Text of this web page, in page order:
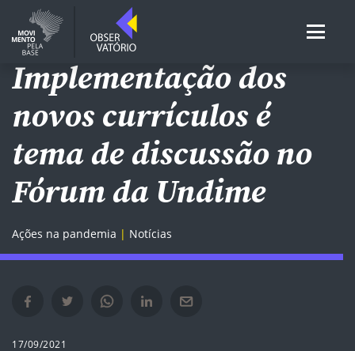
REDES DE EI E EF
Implementação dos
novos currículos é
tema de discussão no
Fórum da Undime
Ações na pandemia Notícias
Compartilhar no Facebook em nova janela
Compartilhar no Twitter em nova janela
Compartilhar no Whatsapp em nova janela
Compartilhar no Linkedin em nova janela
Compartilhar por e-mail em nova janela
17/09/2021